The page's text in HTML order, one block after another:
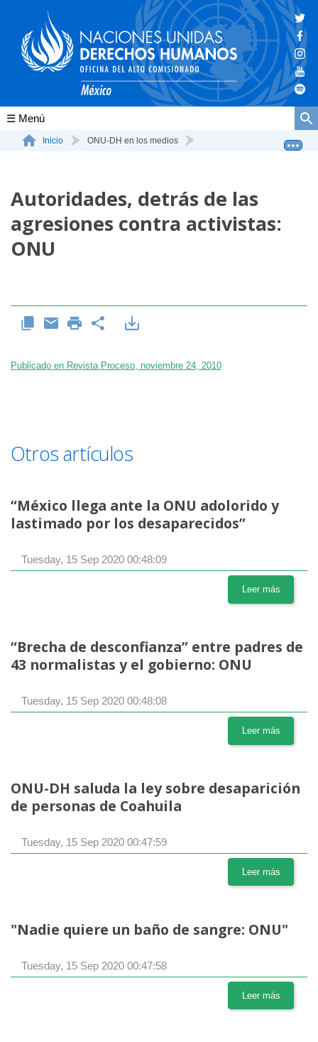
Conócenos
La ONU-DH en México
Vacantes ONU-DH México
ONU-DH en el tiempo
Inicio ONU-DH en los medios
Autoridades, detrás de las
agresiones contra activistas:
ONU
Publicado en Revista Proceso, noviembre 24, 2010
Otros artículos
“México llega ante la ONU adolorido y
lastimado por los desaparecidos”
Tuesday, 15 Sep 2020 00:48:09
Leer más
“Brecha de desconfianza” entre padres de
43 normalistas y el gobierno: ONU
Tuesday, 15 Sep 2020 00:48:08
Leer más
ONU-DH saluda la ley sobre desaparición
de personas de Coahuila
Tuesday, 15 Sep 2020 00:47:59
Leer más
"Nadie quiere un baño de sangre: ONU"
Tuesday, 15 Sep 2020 00:47:58
Leer más